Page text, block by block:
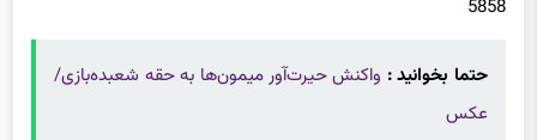
5858
حتما بخوانید : واکنش حیرت‌آور میمون‌ها به حقه شعبده‌بازی/
عکس